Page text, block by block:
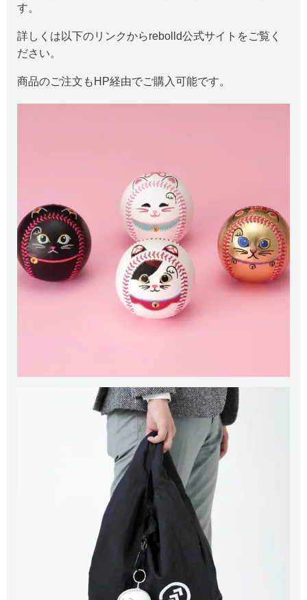
す。
詳しくは以下のリンクからrebolld公式サイトをご覧く
ださい。
商品のご注文もHP経由でご購入可能です。